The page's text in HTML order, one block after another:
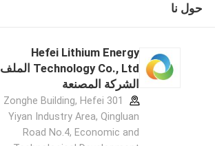
حول نا
Hefei Lithium Energy
Technology Co., Ltd الملف
الشركة المصنعة
301 Zonghe Building, Hefei
Yiyan Industry Area, Qingluan
Road No.4, Economic and